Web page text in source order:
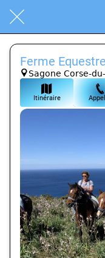
Ferme
Sagone Corse-
Itinéraire